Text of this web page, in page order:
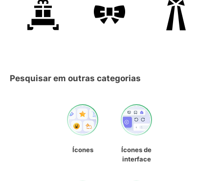
Pesquisar em outras categorias
Ícones
Ícones de
interface